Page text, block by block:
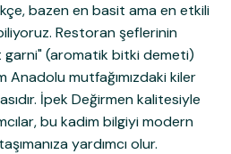
bazen en basit ama en etkili
Restoran şeflerinin
garni" (aromatik bitki demeti)
Anadolu mutfağımızdaki kiler
İpek Değirmen kalitesiyle
bu kadim bilgiyi modern
yardımcı olur.